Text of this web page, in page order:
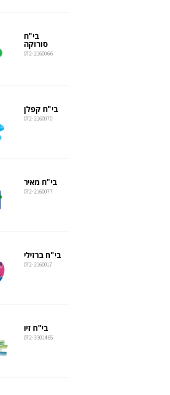
בי"ח
סורוקה
072-2160066
בי"ח קפלן
072-2160070
בי"ח מאיר
072-2160077
בי"ח ברזילי
072-2160017
בי"ח זיו
072-3301465